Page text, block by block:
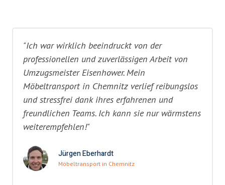
"Ich war wirklich beeindruckt von der
professionellen und zuverlässigen Arbeit von
Umzugsmeister Eisenhower. Mein
Möbeltransport in Chemnitz verlief reibungslos
und stressfrei dank ihres erfahrenen und
freundlichen Teams. Ich kann sie nur wärmstens
weiterempfehlen!"
Jürgen Eberhardt
Möbeltransport in Chemnitz